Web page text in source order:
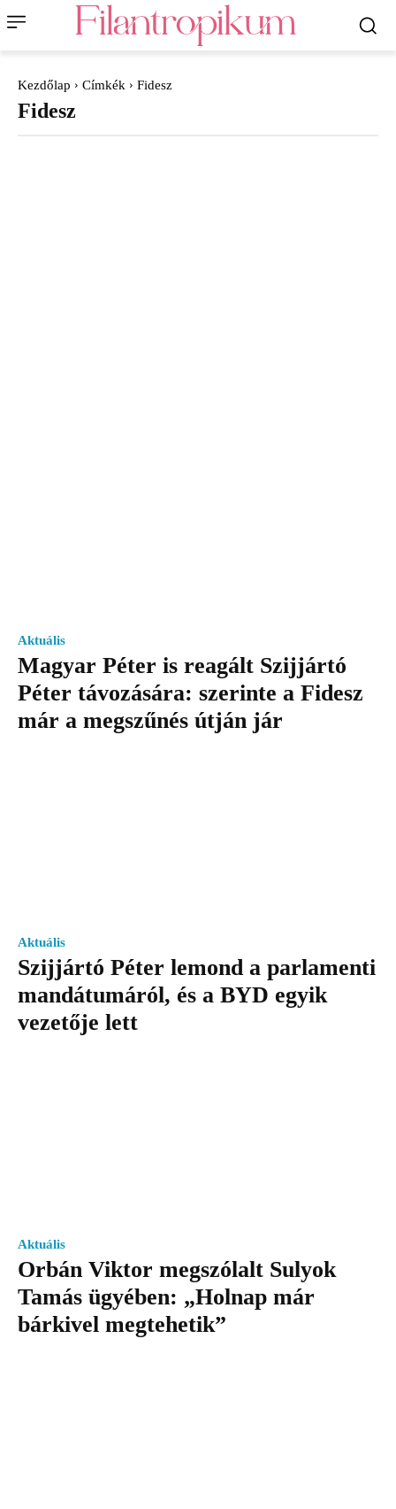
Kezdőlap Címkék Fidesz
Fidesz
Aktuális
Magyar Péter is reagált Szijjártó
Péter távozására: szerinte a Fidesz
már a megszűnés útján jár
Aktuális
Szijjártó Péter lemond a parlamenti
mandátumáról, és a BYD egyik
vezetője lett
Aktuális
Orbán Viktor megszólalt Sulyok
Tamás ügyében: „Holnap már
bárkivel megtehetik”